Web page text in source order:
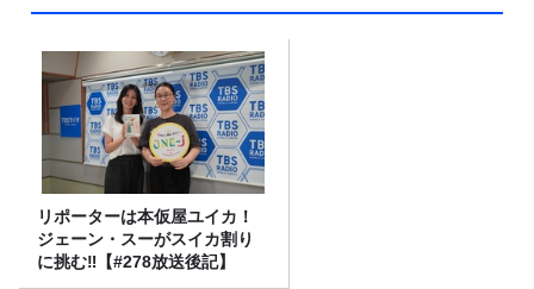
リポーターは本仮屋ユイカ！
ジェーン・スーがスイカ割り
に挑む‼【#278放送後記】